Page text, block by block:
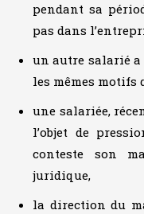
pendant sa
pas dans
un autre salarié
les mêmes motifs
une salariée,
l’objet de
conteste son
juridique,
la direction du